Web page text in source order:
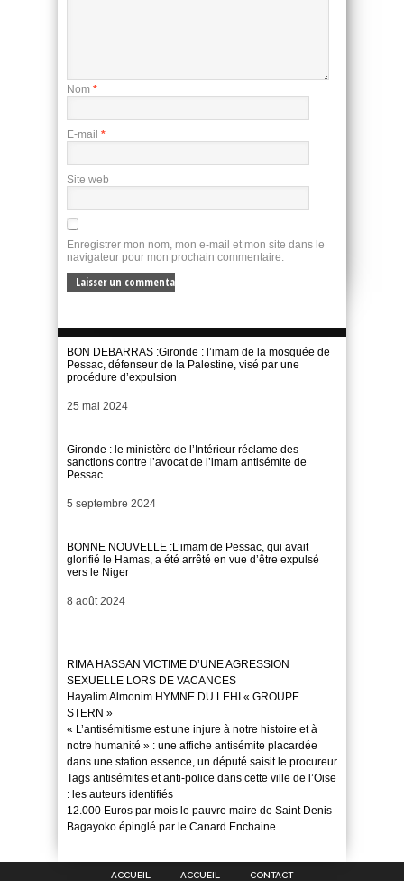
Nom *
E-mail *
Site web
Enregistrer mon nom, mon e-mail et mon site dans le
navigateur pour mon prochain commentaire.
BON DEBARRAS :Gironde : l’imam de la mosquée de
Pessac, défenseur de la Palestine, visé par une
procédure d’expulsion
Date
25 mai 2024
Gironde : le ministère de l’Intérieur réclame des
sanctions contre l’avocat de l’imam antisémite de
Pessac
Date
5 septembre 2024
BONNE NOUVELLE :L’imam de Pessac, qui avait
glorifié le Hamas, a été arrêté en vue d’être expulsé
vers le Niger
Date
8 août 2024
RIMA HASSAN VICTIME D’UNE AGRESSION
SEXUELLE LORS DE VACANCES
Hayalim Almonim HYMNE DU LEHI « GROUPE
STERN »
« L’antisémitisme est une injure à notre histoire et à
notre humanité » : une affiche antisémite placardée
dans une station essence, un député saisit le procureur
Tags antisémites et anti-police dans cette ville de l’Oise
: les auteurs identifiés
12.000 Euros par mois le pauvre maire de Saint Denis
Bagayoko épinglé par le Canard Enchaine
ACCUEIL ACCUEIL CONTACT